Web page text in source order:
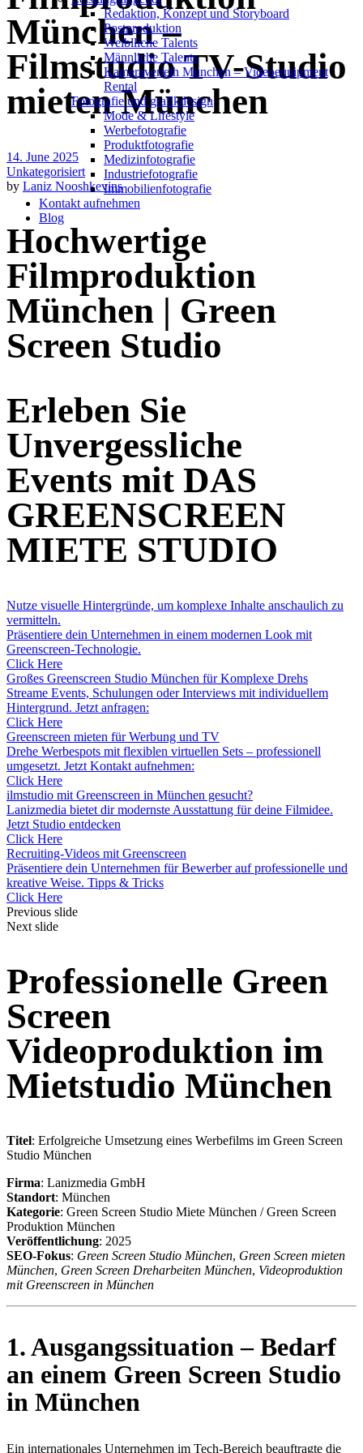
Redak­ti­on, Kon­zept und Storyboard
Post­pro­duk­ti­on
Weiblliche Talents
Männliche Talents
Kameraverleih München – Videoequipment
Rental
Fotografie und grafikdesign
Mode & Lifestyle
Werbefotografie
Produktfotografie
Medizinfotografie
Industriefotografie
Immobilienfotografie
Kontakt aufnehmen
Blog
München –
Filmstudio TV-Studio
mieten München
14. June 2025
Unkategorisiert
by Laniz Nooshkevins
Hochwertige
Filmproduktion
München | Green
Screen Studio
Erleben Sie
Unvergessliche
Events mit DAS
GREENSCREEN
MIETE STUDIO
Nutze visuelle Hintergründe, um komplexe Inhalte anschaulich zu
vermitteln.
Präsentiere dein Unternehmen in einem modernen Look mit
Greenscreen-Technologie.
Click Here
Großes Greenscreen Studio München für Komplexe Drehs
Streame Events, Schulungen oder Interviews mit individuellem
Hintergrund. Jetzt anfragen:
Click Here
Greenscreen mieten für Werbung und TV
Drehe Werbespots mit flexiblen virtuellen Sets – professionell
umgesetzt. Jetzt Kontakt aufnehmen:
Click Here
ilmstudio mit Greenscreen in München gesucht?
Lanizmedia bietet dir modernste Ausstattung für deine Filmidee.
Jetzt Studio entdecken
Click Here
Recruiting-Videos mit Greenscreen
Präsentiere dein Unternehmen für Bewerber auf professionelle und
kreative Weise. Tipps & Tricks
Click Here
Previous slide
Next slide
Professionelle Green
Screen
Videoproduktion im
Mietstudio München
Titel: Erfolgreiche Umsetzung eines Werbefilms im Green Screen
Studio München
Firma: Lanizmedia GmbH
Standort: München
Kategorie: Green Screen Studio Miete München / Green Screen
Produktion München
Veröffentlichung: 2025
SEO-Fokus: Green Screen Studio München, Green Screen mieten
München, Green Screen Dreharbeiten München, Videoproduktion
mit Greenscreen in München
1. Ausgangssituation – Bedarf
an einem Green Screen Studio
in München
Ein internationales Unternehmen im Tech-Bereich beauftragte die